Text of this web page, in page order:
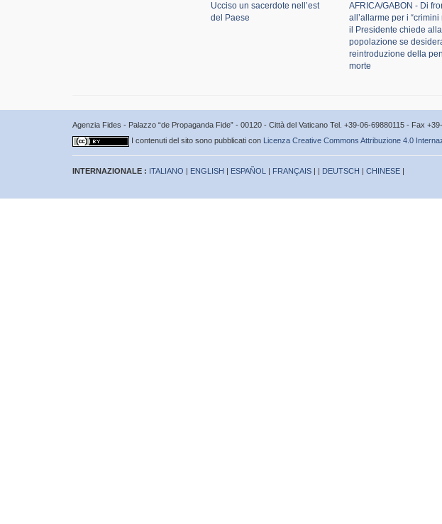
Ucciso un sacerdote nell’est
del Paese
AFRICA/GABON - Di
all’allarme per i “crimini
il Presidente chiede alla
popolazione se
reintroduzione della
morte
Agenzia Fides - Palazzo “de Propaganda Fide” - 00120 - Città del Vaticano Tel. +39-06-69880115 - Fax
I contenuti del sito sono pubblicati con
Licenza Creative Commons Attribuzione 4.0
INTERNAZIONALE : ITALIANO ENGLISH ESPAÑOL FRANÇAIS DEUTSCH CHINESE